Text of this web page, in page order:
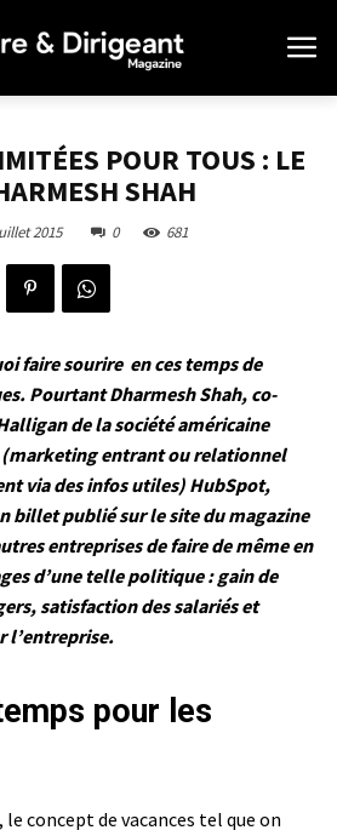
POUR TOUS : LE
SHAH
2015 0 681
faire sourire en ces temps de
Pourtant Dharmesh Shah, co-
de la société américaine
entrant ou relationnel
via des infos utiles) HubSpot,
billet publié sur lesite du magazine
entreprises de faire de même en
d’une telle politique : gain de
satisfaction des salariés et
l’entreprise.
pour les
, le concept de vacances tel que on